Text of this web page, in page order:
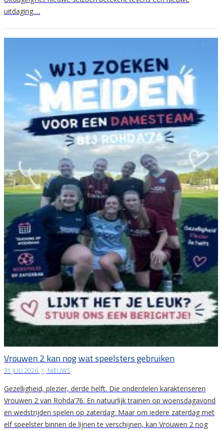
uitdaging….
Vrouwen 2 kan nog wat speelsters gebruiken
31 JULI 2026 | NIEUWS
Gezelligheid, plezier, derde helft. Die onderdelen karakteriseren
Vrouwen 2 van Rohda’76. En natuurlijk trainen op woensdagavond
en wedstrijden spelen op zaterdag. Maar om iedere zaterdag met
elf speelster binnen de lijnen te verschijnen, kan Vrouwen 2 nog